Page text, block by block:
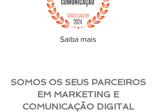
Saiba mais
SOMOS OS SEUS PARCEIROS
EM MARKETING E
COMUNICAÇÃO DIGITAL